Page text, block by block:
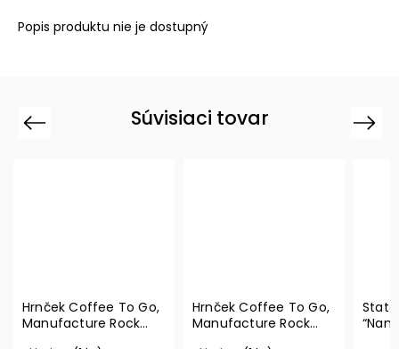
Popis produktu nie je dostupný
Súvisiaci tovar
Previous
Hrnček Coffee To Go,
Manufacture Rock
Hrnček Coffee To Go,
Manufacture Rock
Next